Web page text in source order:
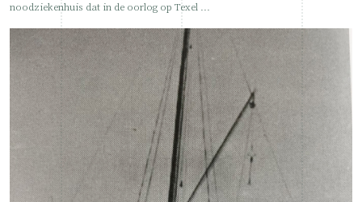
noodziekenhuis dat in de oorlog op Texel ...